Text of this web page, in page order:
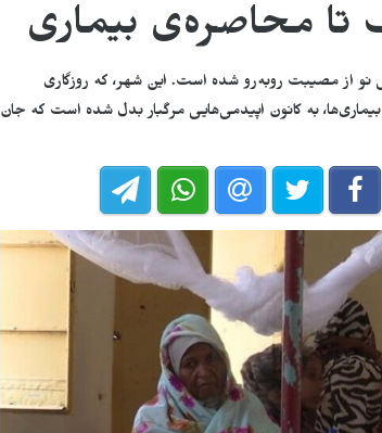
تا محاصره‌ی بیماری
از مصیبت روبه‌رو شده است. این شهر، که روزگاری
به کانون اپیدمی‌هایی مرگبار بدل شده است که جان